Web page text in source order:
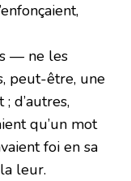
— ne les
peut-être, une
d’autres,
qu’un mot
foi en sa
leur.